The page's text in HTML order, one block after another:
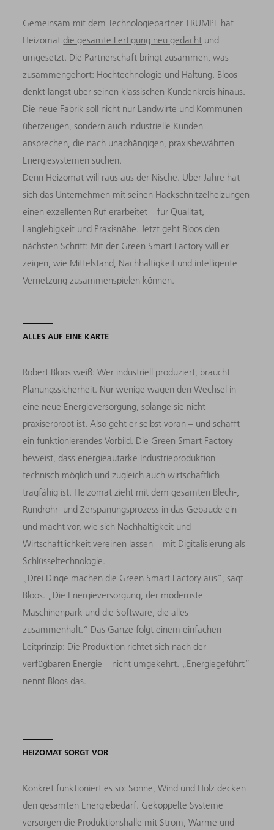
Gemeinsam mit dem Technologiepartner TRUMPF hat
Heizomat die gesamte Fertigung neu gedacht und
umgesetzt. Die Partnerschaft bringt zusammen, was
zusammengehört: Hochtechnologie und Haltung. Bloos
denkt längst über seinen klassischen Kundenkreis hinaus.
Die neue Fabrik soll nicht nur Landwirte und Kommunen
überzeugen, sondern auch industrielle Kunden
ansprechen, die nach unabhängigen, praxisbewährten
Energiesystemen suchen.
Denn Heizomat will raus aus der Nische. Über Jahre hat
sich das Unternehmen mit seinen Hackschnitzelheizungen
einen exzellenten Ruf erarbeitet – für Qualität,
Langlebigkeit und Praxisnähe. Jetzt geht Bloos den
nächsten Schritt: Mit der Green Smart Factory will er
zeigen, wie Mittelstand, Nachhaltigkeit und intelligente
Vernetzung zusammenspielen können.
ALLES AUF EINE KARTE
Robert Bloos weiß: Wer industriell produziert, braucht
Planungssicherheit. Nur wenige wagen den Wechsel in
eine neue Energieversorgung, solange sie nicht
praxiserprobt ist. Also geht er selbst voran – und schafft
ein funktionierendes Vorbild. Die Green Smart Factory
beweist, dass energieautarke Industrieproduktion
technisch möglich und zugleich auch wirtschaftlich
tragfähig ist. Heizomat zieht mit dem gesamten Blech-,
Rundrohr- und Zerspanungsprozess in das Gebäude ein
und macht vor, wie sich Nachhaltigkeit und
Wirtschaftlichkeit vereinen lassen – mit Digitalisierung als
Schlüsseltechnologie.
„Drei Dinge machen die Green Smart Factory aus“, sagt
Bloos. „Die Energieversorgung, der modernste
Maschinenpark und die Software, die alles
zusammenhält.“ Das Ganze folgt einem einfachen
Leitprinzip: Die Produktion richtet sich nach der
verfügbaren Energie – nicht umgekehrt. „Energiegeführt“
nennt Bloos das.
HEIZOMAT SORGT VOR
Konkret funktioniert es so: Sonne, Wind und Holz decken
den gesamten Energiebedarf. Gekoppelte Systeme
versorgen die Produktionshalle mit Strom, Wärme und